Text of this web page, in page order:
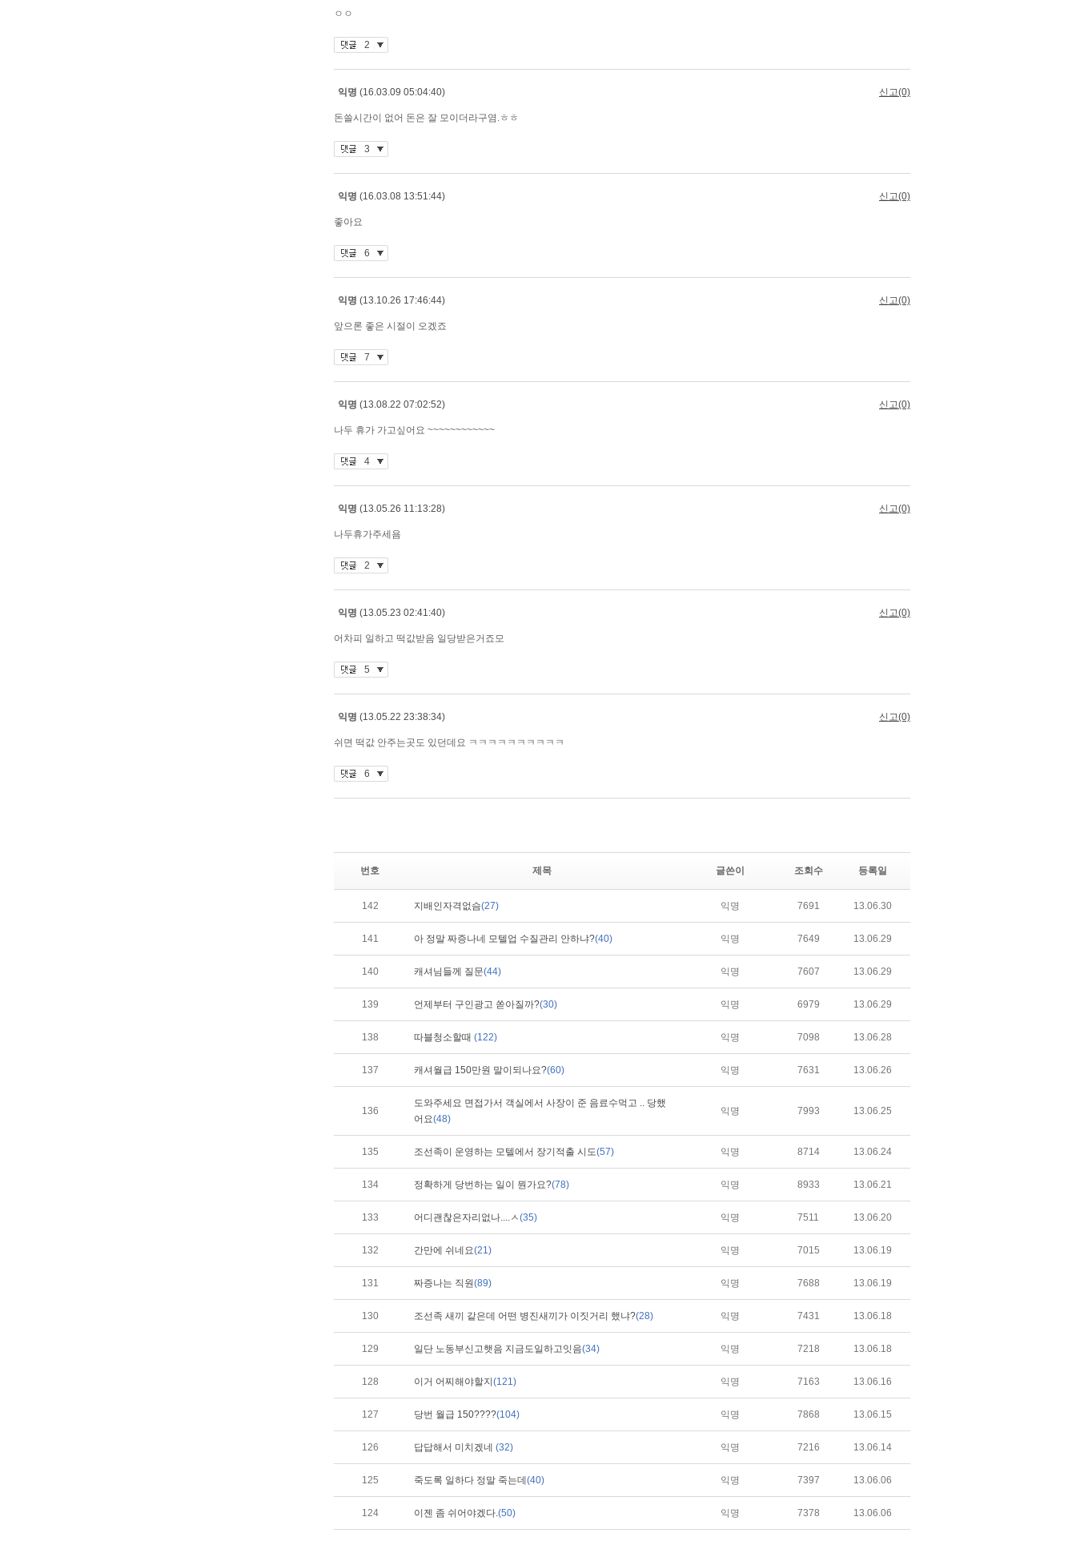
번호 제목 글쓴이 조회수 등록일
142 지배인자격없슴(27) 익명 7691 13.06.30
141 아 정말 짜증나네 모텔업 수질관리 안하냐?(40) 익명 7649 13.06.29
140 캐셔님들께 질문(44) 익명 7607 13.06.29
139 언제부터 구인광고 쏟아질까?(30) 익명 6979 13.06.29
138 따블청소할때 (122) 익명 7098 13.06.28
137 캐셔월급 150만원 말이되나요?(60) 익명 7631 13.06.26
136
도와주세요 면접가서 객실에서 사장이 준 음료수먹고 .. 당했
어요(48)
익명 7993 13.06.25
135 조선족이 운영하는 모텔에서 장기적출 시도(57) 익명 8714 13.06.24
134 정확하게 당번하는 일이 뭔가요?(78) 익명 8933 13.06.21
133 어디괜찮은자리없나....ㅅ(35) 익명 7511 13.06.20
132 간만에 쉬네요(21) 익명 7015 13.06.19
131 짜증나는 직원(89) 익명 7688 13.06.19
130 조선족 새끼 같은데 어떤 병진새끼가 이짓거리 했냐?(28) 익명 7431 13.06.18
129 일단 노동부신고햇음 지금도일하고잇음(34) 익명 7218 13.06.18
128 이거 어찌해야할지 (121) 익명 7163 13.06.16
127 당번 월급 150????(104) 익명 7868 13.06.15
126 답답해서 미치겠네 (32) 익명 7216 13.06.14
125 죽도록 일하다 정말 죽는데 (40) 익명 7397 13.06.06
124 이젠 좀 쉬어야겠다.(50) 익명 7378 13.06.06